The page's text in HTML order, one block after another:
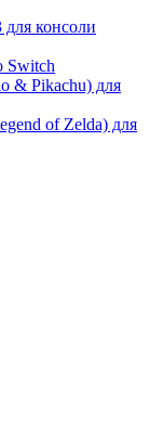
консоли
Switch
& Pikachu) для
of Zelda) для